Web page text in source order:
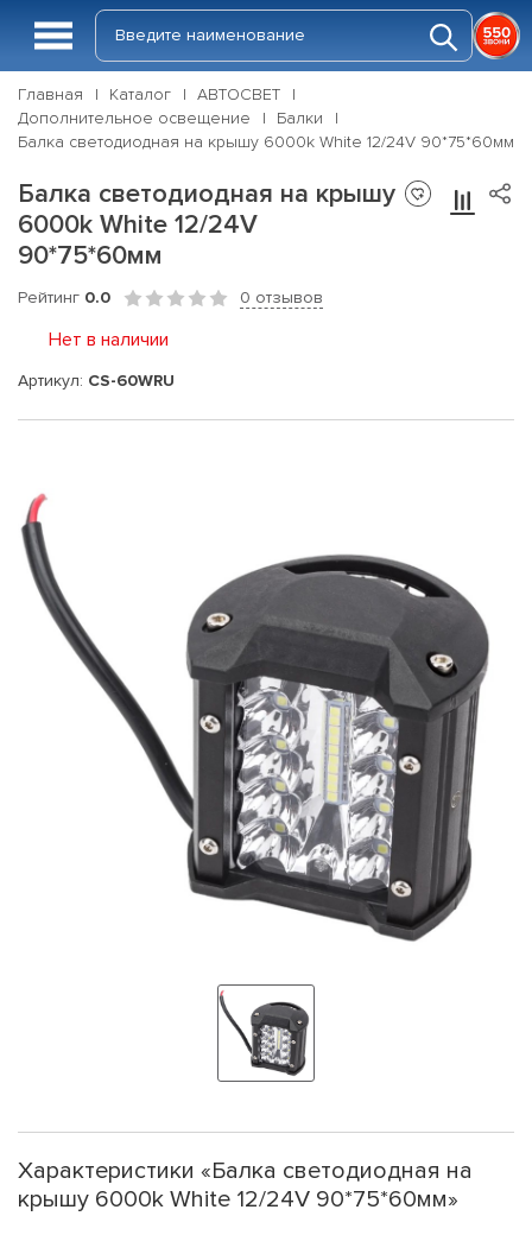
Главная Каталог
АВТОСВЕТ
Дополнительное освещение
Балки
Балка светодиодная на крышу 6000k White 12/24V 90*75*60мм
Балка светодиодная на крышу
6000k White 12/24V
90*75*60мм
Рейтинг 0.0 0 отзывов
Нет в наличии
Артикул: CS-60WRU
Характеристики «Балка светодиодная на
крышу 6000k White 12/24V 90*75*60мм»